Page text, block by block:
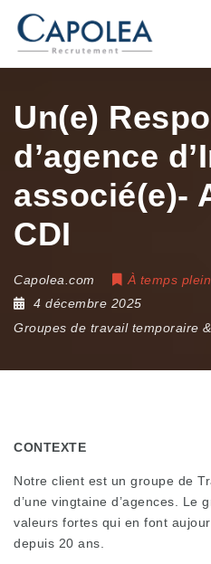
Un(e)
d’agence
associé(e)-
CDI
Capolea.com À temps plein
4 décembre 2025
Groupes de travail temporaire
CONTEXTE
Notre client est un groupe de
d’une vingtaine d’agences. Le
valeurs fortes qui en font
depuis 20 ans.